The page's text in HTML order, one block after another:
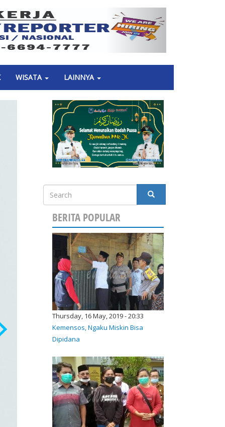
Next
WISATA LAINNYA
Search
SEARCH
BERITA POPULAR
Thursday, 16 May, 2019 - 20:33
Kemensos, Ngaku Miskin Bisa
Dipidana